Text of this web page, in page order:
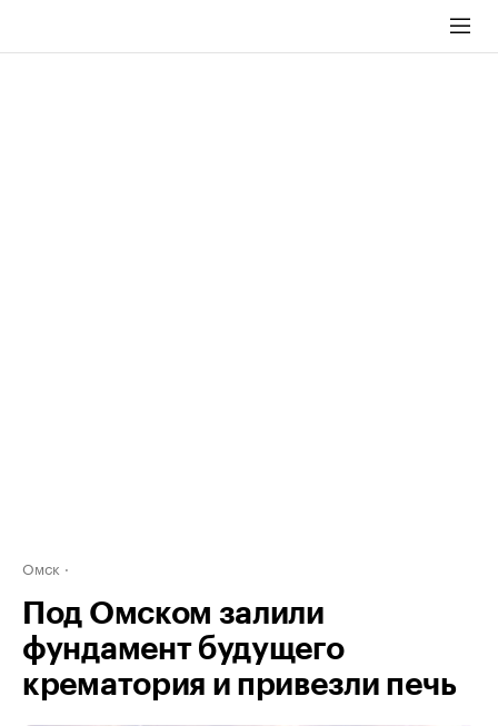
Омск
Под Омском залили
фундамент будущего
крематория и привезли печь